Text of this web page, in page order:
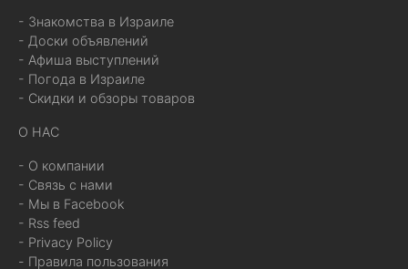
- Знакомства в Израиле
- Доски объявлений
- Афиша выступлений
- Погода в Израиле
- Скидки и обзоры товаров
О НАС
- О компании
- Связь с нами
- Мы в Facebook
- Rss feed
- Privacy Policy
- Правила пользования